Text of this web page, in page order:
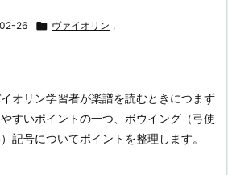
26  ヴァイオリン ,
オリン学習者が楽譜を読むときにつまず
やすいポイントの一つ、ボウイング（弓使
記号についてポイントを整理します。